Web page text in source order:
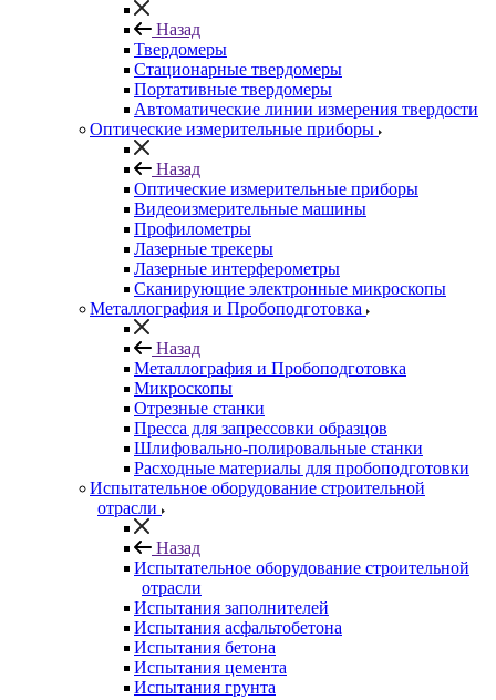
Назад
Твердомеры
Стационарные твердомеры
Портативные твердомеры
Автоматические линии измерения твердости
Оптические измерительные приборы
Назад
Оптические измерительные приборы
Видеоизмерительные машины
Профилометры
Лазерные трекеры
Лазерные интерферометры
Сканирующие электронные микроскопы
Металлография и Пробоподготовка
Назад
Металлография и Пробоподготовка
Микроскопы
Отрезные станки
Пресса для запрессовки образцов
Шлифовально-полировальные станки
Расходные материалы для пробоподготовки
Испытательное оборудование строительной
отрасли
Назад
Испытательное оборудование строительной
отрасли
Испытания заполнителей
Испытания асфальтобетона
Испытания бетона
Испытания цемента
Испытания грунта